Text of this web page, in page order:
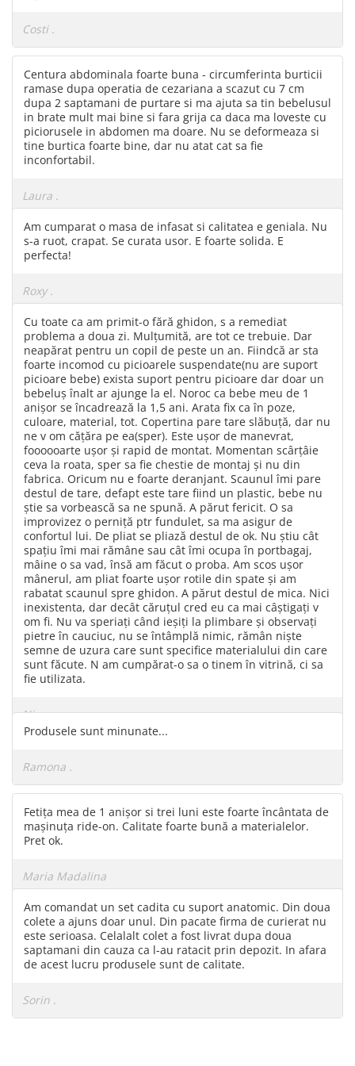
Reductoare moi
Seturi cadite 86 cm
Seturi cadite 92 cm
Seturi cadite anatomice
Suporti anatomici plastic
Suporti anatomici textili
Suporti metalici cadite
Mese de infasat Ultra Light 50x70
cm
Patuturi pliabile
Sisteme de siguranta copii
Tampoane si protectii silicon
pentru san
Costi .
Centura abdominala foarte buna - circumferinta burticii
ramase dupa operatia de cezariana a scazut cu 7 cm
dupa 2 saptamani de purtare si ma ajuta sa tin bebelusul
in brate mult mai bine si fara grija ca daca ma loveste cu
piciorusele in abdomen ma doare. Nu se deformeaza si
tine burtica foarte bine, dar nu atat cat sa fie
inconfortabil.
Laura .
Am cumparat o masa de infasat si calitatea e geniala. Nu
s-a ruot, crapat. Se curata usor. E foarte solida. E
perfecta!
Roxy .
Cu toate ca am primit-o fără ghidon, s a remediat
problema a doua zi. Mulțumită, are tot ce trebuie. Dar
neapărat pentru un copil de peste un an. Fiindcă ar sta
foarte incomod cu picioarele suspendate(nu are suport
picioare bebe) exista suport pentru picioare dar doar un
bebeluș înalt ar ajunge la el. Noroc ca bebe meu de 1
anișor se încadrează la 1,5 ani. Arata fix ca în poze,
culoare, material, tot. Copertina pare tare slăbuță, dar nu
ne v om cățăra pe ea(sper). Este ușor de manevrat,
foooooarte ușor și rapid de montat. Momentan scârțâie
ceva la roata, sper sa fie chestie de montaj și nu din
fabrica. Oricum nu e foarte deranjant. Scaunul îmi pare
destul de tare, defapt este tare fiind un plastic, bebe nu
știe sa vorbească sa ne spună. A părut fericit. O sa
improvizez o perniță ptr fundulet, sa ma asigur de
confortul lui. De pliat se pliază destul de ok. Nu știu cât
spațiu îmi mai rămâne sau cât îmi ocupa în portbagaj,
mâine o sa vad, însă am făcut o proba. Am scos ușor
mânerul, am pliat foarte ușor rotile din spate și am
rabatat scaunul spre ghidon. A părut destul de mica. Nici
inexistenta, dar decât căruțul cred eu ca mai câștigați v
om fi. Nu va speriați când ieșiți la plimbare și observați
pietre în cauciuc, nu se întâmplă nimic, rămân niște
semne de uzura care sunt specifice materialului din care
sunt făcute. N am cumpărat-o sa o tinem în vitrină, ci sa
fie utilizata.
Nico .
Produsele sunt minunate...
Ramona .
Fetița mea de 1 anișor si trei luni este foarte încântata de
mașinuța ride-on. Calitate foarte bună a materialelor.
Pret ok.
Maria Madalina
Am comandat un set cadita cu suport anatomic. Din doua
colete a ajuns doar unul. Din pacate firma de curierat nu
este serioasa. Celalalt colet a fost livrat dupa doua
saptamani din cauza ca l-au ratacit prin depozit. In afara
de acest lucru produsele sunt de calitate.
Sorin .